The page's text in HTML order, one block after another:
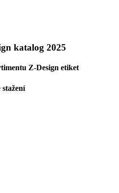
katalog 2025
Z-Design etiket